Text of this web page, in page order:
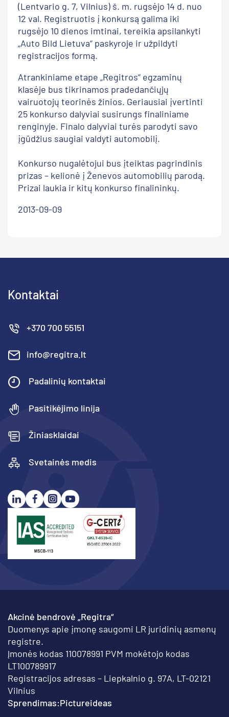
(Lentvario g. 7, Vilnius) š. m. rugsėjo 14 d. nuo
12 val. Registruotis į konkursą galima iki
rugsėjo 10 dienos imtinai, tereikia apsilankyti
„Auto Bild Lietuva“ paskyroje ir užpildyti
registracijos formą.
Atrankiniame etape „Regitros“ egzaminų
klasėje bus tikrinamos pradedančiųjų
vairuotojų teorinės žinios. Geriausiai įvertinti
25 konkurso dalyviai susirungs finaliniame
renginyje. Finalo dalyviai turės parodyti savo
įgūdžius saugiai valdyti automobilį.
Konkurso nugalėtojui bus įteiktas pagrindinis
prizas – kelionė į Ženevos automobilių parodą.
Prizai laukia ir kitų konkurso finalininkų.
2013-09-09
Kontaktai
+370 700 55151
info@regitra.lt
Padalinių kontaktai
Pasitikėjimo linija
Žiniasklaidai
Svetainės medis
Akcinė bendrovė „Regitra“
Duomenys apie įmonę saugomi LR juridinių asmenų
registre.
Įmonės kodas 110078991 PVM mokėtojo kodas
LT100789917
Registracijos adresas – Liepkalnio g. 97A, LT-02121
Vilnius
Sprendimas:Pictureideas